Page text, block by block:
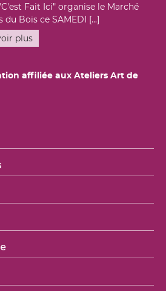
Fait Ici" organise le Marché
du Bois ce SAMEDI [...]
plus
affiliée aux Ateliers Art de